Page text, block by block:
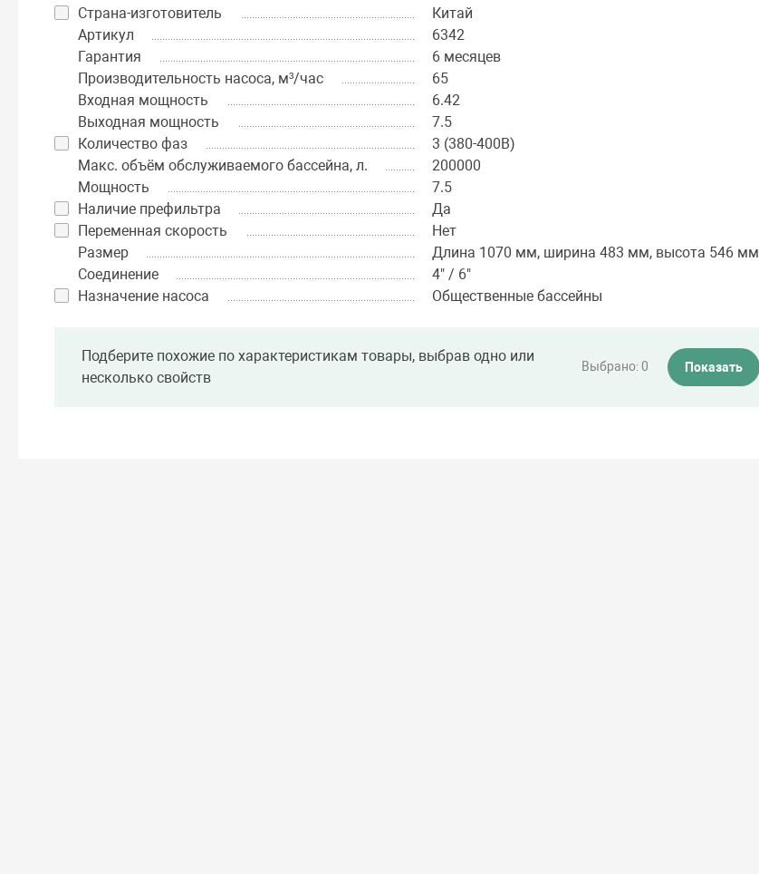
Страна-изготовитель
Китай
Артикул
6342
Гарантия
6 месяцев
Производительность насоса, м³/час
65
Входная мощность
6.42
Выходная мощность
7.5
Количество фаз
3 (380-400В)
Макс. объём обслуживаемого бассейна, л.
200000
Мощность
7.5
Наличие префильтра
Да
Переменная скорость
Нет
Размер
Длина 1070 мм, ширина 483 мм, высота 546 мм
Соединение
4" / 6"
Назначение насоса
Общественные бассейны
Подберите похожие по характеристикам товары, выбрав одно или
несколько свойств
Выбрано:0 Показать